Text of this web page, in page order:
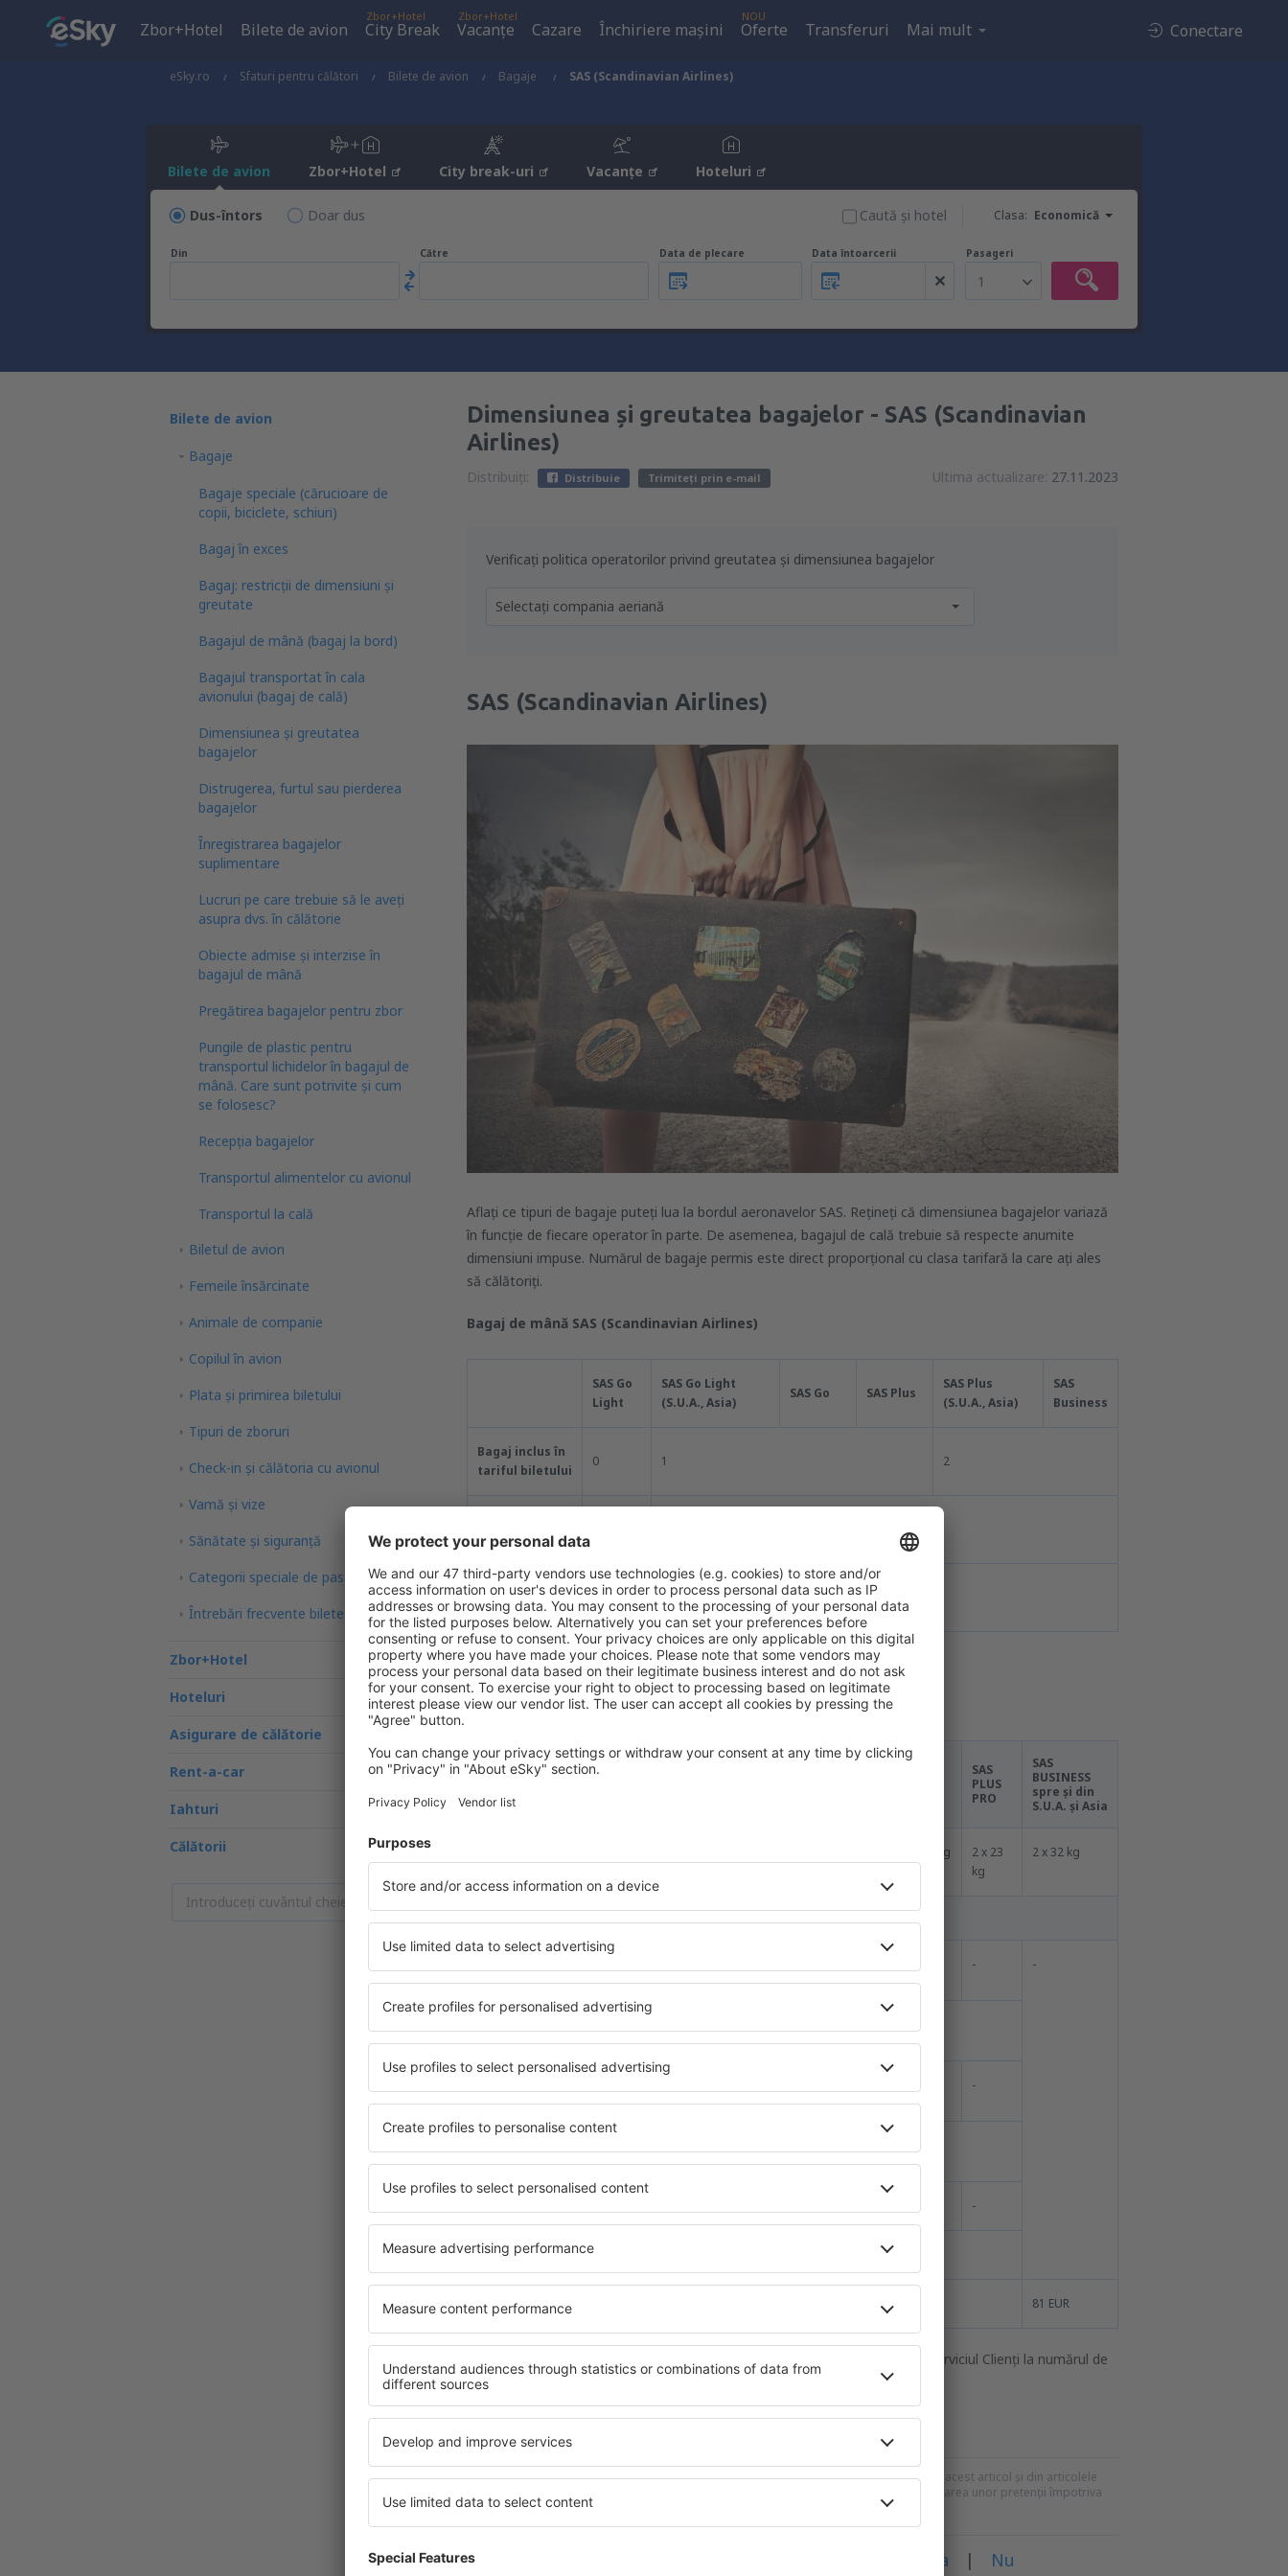
Zbor+Hotel Bilete de avion
Zbor+Hotel
City Break
Zbor+Hotel
Vacanţe Cazare Închiriere mașini
NOU
Oferte Transferuri Mai mult Conectare
eSky.ro Sfaturi pentru călători Bilete de avion Bagaje SAS (Scandinavian Airlines)
Bilete de avion Zbor+Hotel City break-uri Vacanţe Hoteluri
Dus-întors Doar dus Clasa: Economică
Caută şi hotel
Din Către Data de plecare Data întoarcerii Pasageri
1
Bilete de avion
Bagaje
Bagaje speciale (cărucioare de
copii, biciclete, schiuri)
Bagaj în exces
Bagaj: restricții de dimensiuni și
greutate
Bagajul de mână (bagaj la bord)
Bagajul transportat în cala
avionului (bagaj de cală)
Dimensiunea și greutatea
bagajelor
Distrugerea, furtul sau pierderea
bagajelor
Înregistrarea bagajelor
suplimentare
Lucruri pe care trebuie să le aveți
asupra dvs. în călătorie
Obiecte admise și interzise în
bagajul de mână
Pregătirea bagajelor pentru zbor
Pungile de plastic pentru
transportul lichidelor în bagajul de
mână. Care sunt potrivite și cum
se folosesc?
Recepția bagajelor
Transportul alimentelor cu avionul
Transportul la cală
Biletul de avion
Femeile însărcinate
Animale de companie
Copilul în avion
Plata şi primirea biletului
Tipuri de zboruri
Check-in și călătoria cu avionul
Vamă și vize
Sănătate și siguranță
Categorii speciale de pasageri
Întrebări frecvente bilete de avion
Zbor+Hotel
Hoteluri
Asigurare de călătorie
Rent-a-car
Iahturi
Călătorii
Dimensiunea și greutatea bagajelor - SAS (Scandinavian
Airlines)
Distribuiți: Distribuie Trimiteți prin e-mail Ultima actualizare: 27.11.2023
Verificați politica operatorilor privind greutatea și dimensiunea bagajelor
Selectați compania aeriană
SAS (Scandinavian Airlines)
Aflați ce tipuri de bagaje puteți lua la bordul aeronavelor SAS. Rețineți că dimensiunea bagajelor variază
în funcție de fiecare operator în parte. De asemenea, bagajul de cală trebuie să respecte anumite
dimensiuni impuse. Numărul de bagaje permis este direct proporțional cu clasa tarifară la care ați ales
să călătoriți.
Bagaj de mână SAS (Scandinavian Airlines)
SAS Go
Light
SAS Go Light
(S.U.A., Asia)
SAS Go SAS Plus
SAS Plus
(S.U.A., Asia)
SAS
Business
Bagaj inclus în
tariful biletului
0 1 2
maximă
Greutate
maximă
- 8 kg
În plus, se poate transporta gratuit o poșetă sau geantă de laptop.
Bagaj de cală SAS (Scandinavian Airlines)
SAS
PLUS
PRO
SAS
BUSINESS
spre și din
S.U.A. și Asia
1 x 23 kg
2 x 23
kg
2 x 32 kg
- -
-
-
S.U.A., Asia<23 kg:a treia piesă de bagaj
S.U.A., Asia<32 kg: 81 EUR
Pentru informații specifice legate de călătoria dumneavoastră, contactați Serviciul Clienți la numărul de
telefon 031 100 3759 sau trimiteți un email la adresa
support@esky.ro
Acest articol a fost creat cu ajutorul inteligenței artificiale. Sfaturile și recomandările din acest articol și din articolele
asociate au doar caracter informativ și orientativ și nu pot constitui temei pentru formularea unor pretenții împotriva
eSky.ro.
Ați găsit informația pe care o căutați în acest articol? Da | Nu